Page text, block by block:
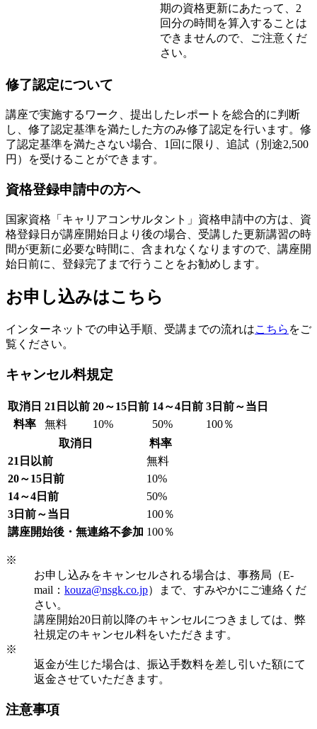
期の資格更新にあたって、2
回分の時間を算入することは
できませんので、ご注意くだ
さい。
修了認定について
講座で実施するワーク、提出したレポートを総合的に判断
し、修了認定基準を満たした方のみ修了認定を行います。修
了認定基準を満たさない場合、1回に限り、追試（別途2,500
円）を受けることができます。
資格登録申請中の方へ
国家資格「キャリアコンサルタント」資格申請中の方は、資
格登録日が講座開始日より後の場合、受講した更新講習の時
間が更新に必要な時間に、含まれなくなりますので、講座開
始日前に、登録完了まで行うことをお勧めします。
お申し込みはこちら
インターネットでの申込手順、受講までの流れはこちら をご
覧ください。
キャンセル料規定
取消日 21日以前 20～15日前 14～4日前 3日前～当日
料率
無料 10% 50%
100％
取消日
料率
21日以前
無料
20～15日前
10%
14～4日前
50%
3日前～当日
100％
講座開始後・無連絡不参加 100％
※
お申し込みをキャンセルされる場合は、事務局（E-
mail： kouza@nsgk.co.jp）まで、すみやかにご連絡くだ
さい。
講座開始20日前以降のキャンセルにつきましては、弊
社規定のキャンセル料をいただきます。
※
返金が生じた場合は、振込手数料を差し引いた額にて
返金させていただきます。
注意事項